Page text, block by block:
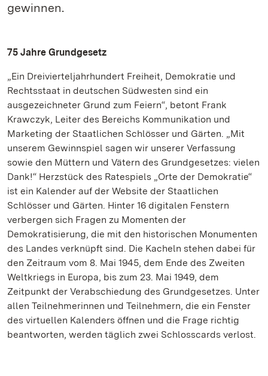
gewinnen.
75 Jahre Grundgesetz
„Ein Dreivierteljahrhundert Freiheit, Demokratie und
Rechtsstaat in deutschen Südwesten sind ein
ausgezeichneter Grund zum Feiern“, betont Frank
Krawczyk, Leiter des Bereichs Kommunikation und
Marketing der Staatlichen Schlösser und Gärten. „Mit
unserem Gewinnspiel sagen wir unserer Verfassung
sowie den Müttern und Vätern des Grundgesetzes: vielen
Dank!“ Herzstück des Ratespiels „Orte der Demokratie“
ist ein Kalender auf der Website der Staatlichen
Schlösser und Gärten. Hinter 16 digitalen Fenstern
verbergen sich Fragen zu Momenten der
Demokratisierung, die mit den historischen Monumenten
des Landes verknüpft sind. Die Kacheln stehen dabei für
den Zeitraum vom 8. Mai 1945, dem Ende des Zweiten
Weltkriegs in Europa, bis zum 23. Mai 1949, dem
Zeitpunkt der Verabschiedung des Grundgesetzes. Unter
allen Teilnehmerinnen und Teilnehmern, die ein Fenster
des virtuellen Kalenders öffnen und die Frage richtig
beantworten, werden täglich zwei Schlosscards verlost.